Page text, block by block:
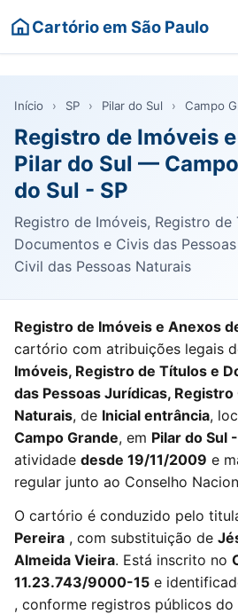
Cartório em São Paulo
Início › SP › Pilar do Sul › Campo
Registro de Imóveis
Pilar do Sul —
do Sul - SP
Registro de Imóveis, Registro de
Documentos e Civis das
Civil das Pessoas Naturais
Registro de Imóveis e Anexos
cartório com atribuições legais
Imóveis, Registro de Títulos e
das Pessoas Jurídicas, Registro
Naturais, de Inicial entrância,
Campo Grande, em Pilar do Sul
atividade desde 19/11/2009 e
regular junto ao Conselho
O cartório é conduzido pelo
Pereira , com substituição de
Almeida Vieira. Está inscrito no
11.23.743/9000-15 e
, conforme registros públicos do